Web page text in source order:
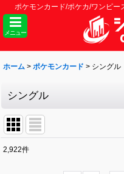
ポケモンカード/ポケカ/ワンピ
メニュー
ホーム > ポケモンカード > シングル
シングル
2,922件